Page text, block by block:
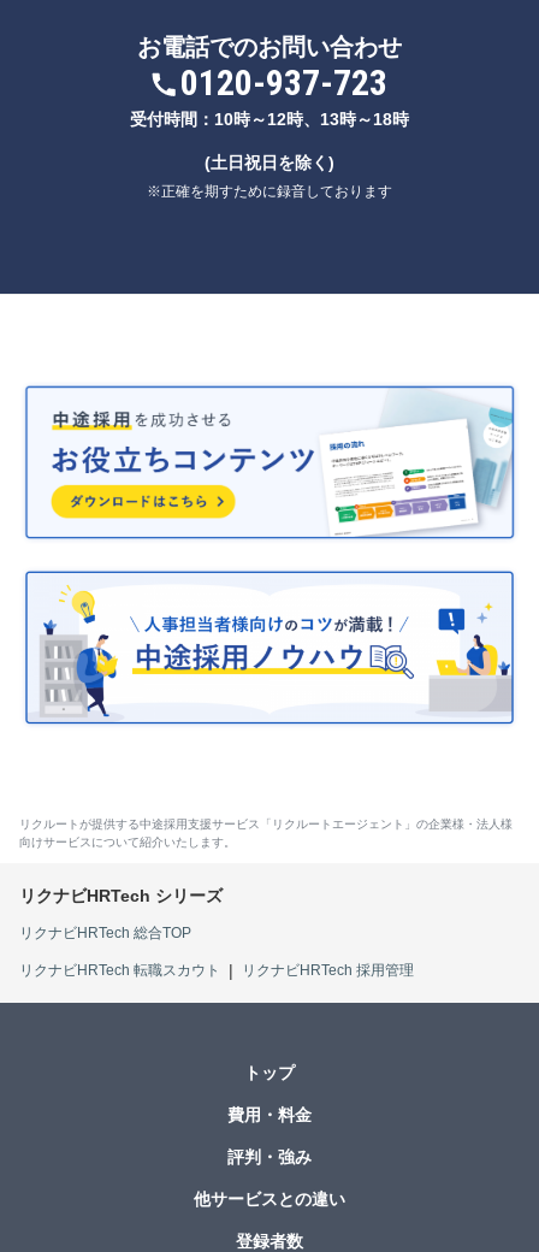
お電話でのお問い合わせ
0120-937-723
受付時間：10時～12時、13時～18時
(土日祝日を除く)
※正確を期すために録音しております
リクルートが提供する中途採用支援サービス「リクルートエージェント」の企業様・法人様
向けサービスについて紹介いたします。
リクナビHRTech 総合TOP
リクナビHRTech 転職スカウト リクナビHRTech 採用管理
トップ
費用・料金
評判・強み
他サービスとの違い
登録者数